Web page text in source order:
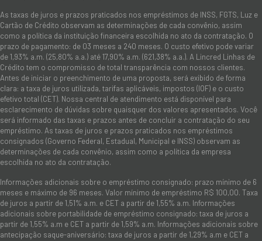
As taxas de juros e prazos praticados nos empréstimos de INSS, FGTS, Luz e
Cartão de Crédito observam as determinações de cada convênio, assim
como a política da instituição financeira escolhida no ato da contratação. O
prazo de pagamento: de 03 meses a 240 meses. O custo efetivo pode variar
de 1,93% a.m. (25,80% a.a.) até 17,90% a.m. (621,38% a.a.). A Lincred Linhas de
Crédito tem o compromisso de total transparência com nossos clientes.
Antes de iniciar o preenchimento de uma proposta, será exibido de forma
clara: a taxa de juros utilizada, tarifas aplicáveis, impostos (IOF) e o custo
efetivo total (CET). Nossa central de atendimento está disponível para
esclarecimento de dúvidas sobre quaisquer dos valores apresentados. Você
será informado das taxas e prazos antes de concluir a contratação do seu
empréstimo. As taxas de juros e prazos praticados nos empréstimos
consignados (Governo Federal, Estadual, Municipal e INSS) observam as
determinações de cada convênio, assim como a política da empresa
escolhida no ato da contratação.
Informações adicionais sobre o empréstimo consignado: prazo mínimo de 6
meses e máximo de 96 meses. Valor mínimo de empréstimo R$ 100,00. Taxa
de juros a partir de 1,51% a.m. e CET a partir de 1,55% a.m. Informações
adicionais sobre portabilidade de empréstimo consignado: taxa de juros a
partir de 1,55% a.m e CET a partir de 1,59% a.m. Informações adicionais sobre
antecipação saque-aniversário: taxa de juros a partir de 1,29% a.m e CET a